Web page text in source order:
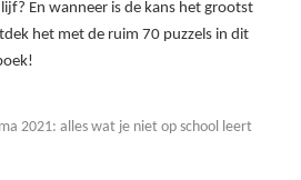
En wanneer is de kans het grootst
het met de ruim 70 puzzels in dit
2021: alles wat je niet op school leert